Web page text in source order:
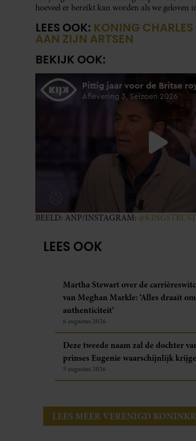
hoeveel er bereikt kan worden als we geloven
LEES OOK: KONING
AAN ZIJN ARTSEN
BEKIJK OOK:
BEELD: ANP/INSTAGRAM: @KINGSTRUST
LEES OOK
Martha Stewart over de
van Meghan Markle: ‘Alles draait om
authenticiteit’
6 augustus 2026
Deze tweede naam zal de dochter
prinses Eugenie waarschijnlijk
5 augustus 2026
LEES MEER VERENIGD